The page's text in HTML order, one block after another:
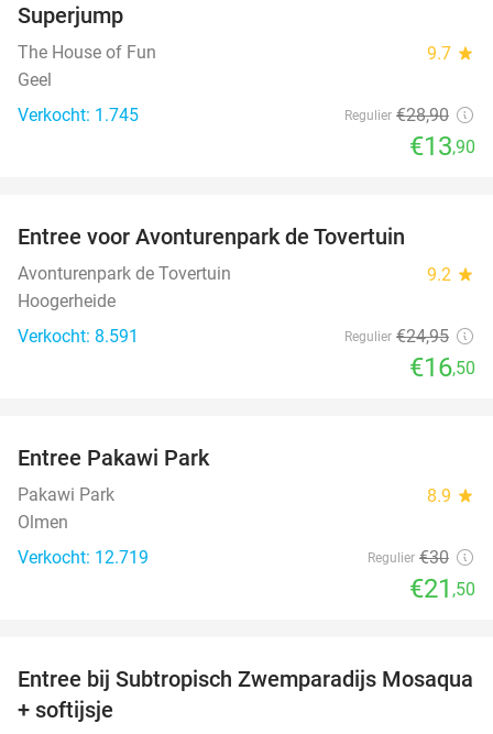
Superjump
The House of Fun 9.7 star
Geel
Verkocht: 1.745
Regulier €28,90
€13,90
Entree voor Avonturenpark de Tovertuin
Avonturenpark de Tovertuin 9.2 star
Hoogerheide
Verkocht: 8.591
Regulier €24,95
€16,50
Entree Pakawi Park
Pakawi Park 8.9 star
Olmen
Verkocht: 12.719
Regulier €30
€21 ,50
25%
Entree bij Subtropisch Zwemparadijs Mosaqua
+ softijsje